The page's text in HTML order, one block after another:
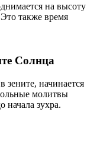
на высоту
также время
Солнца
зените, начинается
молитвы
начала зухра.